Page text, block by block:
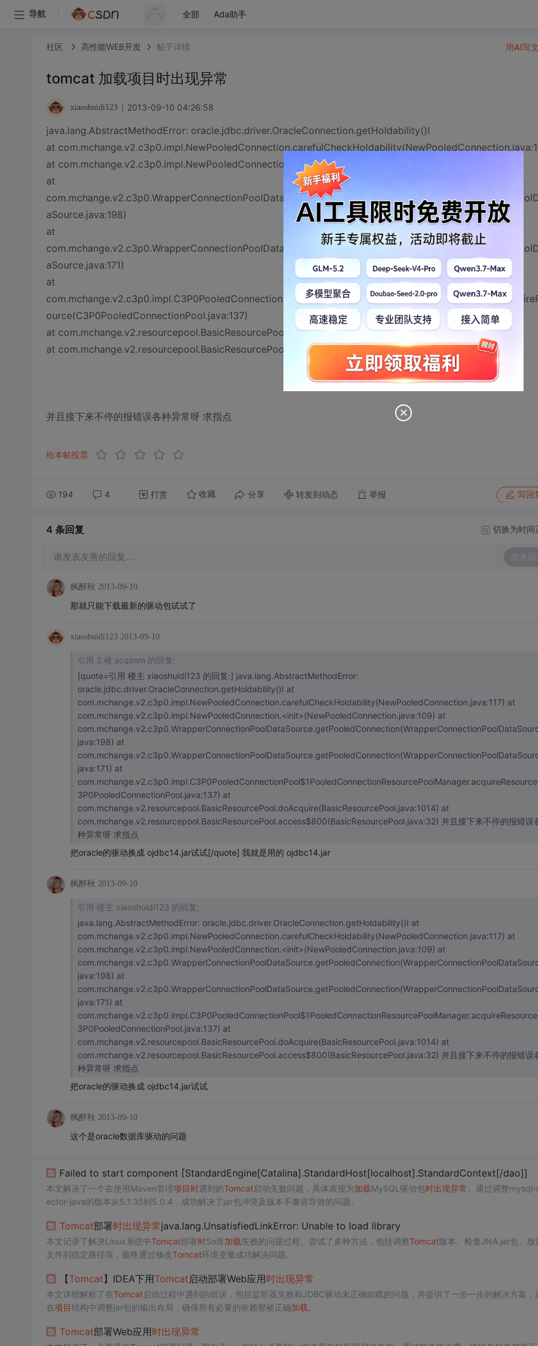
导航 全部 Ada助手
社区 高性能WEB开发 帖子详情
tomcat 加载项目时出现异常
xiaoshuidi123 2013-09-10 04:26:58
java.lang.AbstractMethodError: oracle.jdbc.driver.OracleConnection.getHoldability()I
at
at com.mchange.v2.c3p0.impl.NewPooledConnection.<init>(NewPooledConnection.java:109)
at
aSource.java:198)
at
aSource.java:171)
at
ource(C3P0PooledConnectionPool.java:137)
at com.mchange.v2.resourcepool.BasicResourcePool.doAcquire(BasicResourcePool.java:1014)
at com.mchange.v2.resourcepool.BasicResourcePool.access$800(BasicResourcePool.java:32)
并且接下来不停的报错误各种异常呀 求指点
给本帖投票
194 4 打赏 收藏 分享 转发到动态 举报 写回
用AI写
4 条回复 切换为时间
请发表友善的回复… 发表回
枫醉秋 2013-09-10
那就只能下载最新的驱动包试试了
xiaoshuidi123 2013-09-10
引用 2 楼 scqlmm 的回复:
[quote=引用 楼主 xiaoshuidi123 的回复:] java.lang.AbstractMethodError:
oracle.jdbc.driver.OracleConnection.getHoldability()I at
com.mchange.v2.c3p0.impl.NewPooledConnection.carefulCheckHoldability(NewPooledConnection.java:117) at
com.mchange.v2.c3p0.impl.NewPooledConnection.<init>(NewPooledConnection.java:109) at
java:198) at
java:171) at
3P0PooledConnectionPool.java:137) at
com.mchange.v2.resourcepool.BasicResourcePool.doAcquire(BasicResourcePool.java:1014) at
com.mchange.v2.resourcepool.BasicResourcePool.access$800(BasicResourcePool.java:32) 并且接下来不停的报错误各
种异常呀 求指点
把oracle的驱动换成 ojdbc14.jar试试[/quote] 我就是用的 ojdbc14.jar
枫醉秋 2013-09-10
引用 楼主 xiaoshuidi123 的回复:
java.lang.AbstractMethodError: oracle.jdbc.driver.OracleConnection.getHoldability()I at
com.mchange.v2.c3p0.impl.NewPooledConnection.carefulCheckHoldability(NewPooledConnection.java:117) at
com.mchange.v2.c3p0.impl.NewPooledConnection.<init>(NewPooledConnection.java:109) at
java:198) at
java:171) at
3P0PooledConnectionPool.java:137) at
com.mchange.v2.resourcepool.BasicResourcePool.doAcquire(BasicResourcePool.java:1014) at
com.mchange.v2.resourcepool.BasicResourcePool.access$800(BasicResourcePool.java:32) 并且接下来不停的报错误各
种异常呀 求指点
把oracle的驱动换成 ojdbc14.jar试试
枫醉秋 2013-09-10
这个是oracle数据库驱动的问题
Failed to start component [StandardEngine[Catalina].StandardHost[localhost].StandardContext[/dao]]
本文解决了一个在使用Maven管理项目 时遇到的Tomcat启动失败问题，具体表现为加载MySQL驱动包时出现异常 。通过调整
ector-java的版本从5.1.35到5.0.4，成功解决了jar包冲突及版本不兼容导致的问题。
Tomcat部署时出现异常java.lang.UnsatisfiedLinkError: Unable to load library
本文记录了解决Linux系统中Tomcat部署时So库加载失败的问题过程。尝试了多种方法，包括调整Tomcat版本、检查JNA.jar包、放
文件到指定路径等，最终通过修改Tomcat环境变量成功解决问题。
【Tomcat】IDEA下用Tomcat启动部署Web应用时出现异常
本文详细解析了在Tomcat启动过程中遇到的错误，包括监听器失败和JDBC驱动未正确卸载的问题，并提供了一步一步的解决方案，
在项目结构中调整jar包的输出布局，确保所有必要的依赖都被正确加载
Tomcat部署Web应用时出现异常